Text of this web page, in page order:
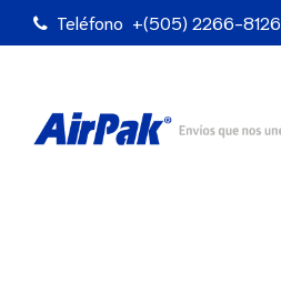
Teléfono +(505) 2266-8126